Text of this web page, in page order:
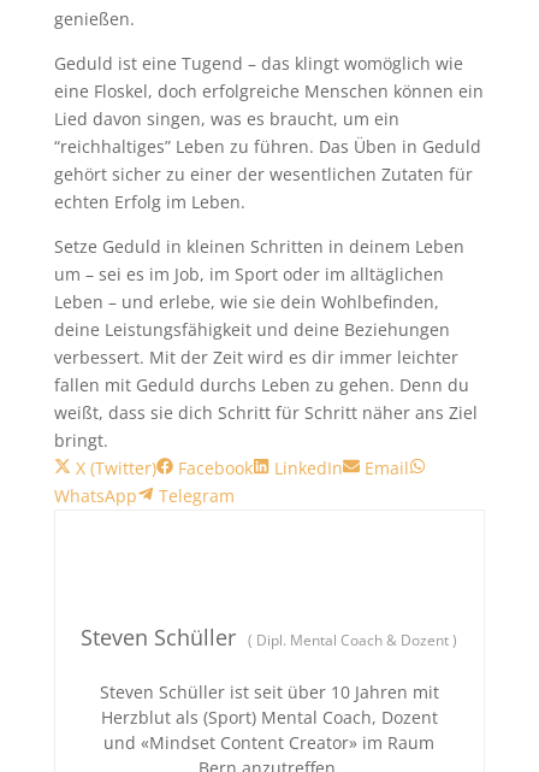
genießen.
Geduld ist eine Tugend – das klingt womöglich wie
eine Floskel, doch erfolgreiche Menschen können ein
Lied davon singen, was es braucht, um ein
“reichhaltiges” Leben zu führen. Das Üben in Geduld
gehört sicher zu einer der wesentlichen Zutaten für
echten Erfolg im Leben.
Setze Geduld in kleinen Schritten in deinem Leben
um – sei es im Job, im Sport oder im alltäglichen
Leben – und erlebe, wie sie dein Wohlbefinden,
deine Leistungsfähigkeit und deine Beziehungen
verbessert. Mit der Zeit wird es dir immer leichter
fallen mit Geduld durchs Leben zu gehen. Denn du
weißt, dass sie dich Schritt für Schritt näher ans Ziel
bringt.
Share
on
X (Twitter)
Share
on
Facebook
Share
LinkedIn
Share
Email
Share
WhatsApp
Share
Telegram
Steven Schüller ( Dipl. Mental Coach & Dozent)
Steven Schüller ist seit über 10 Jahren mit
Herzblut als (Sport) Mental Coach, Dozent
und «Mindset Content Creator» im Raum